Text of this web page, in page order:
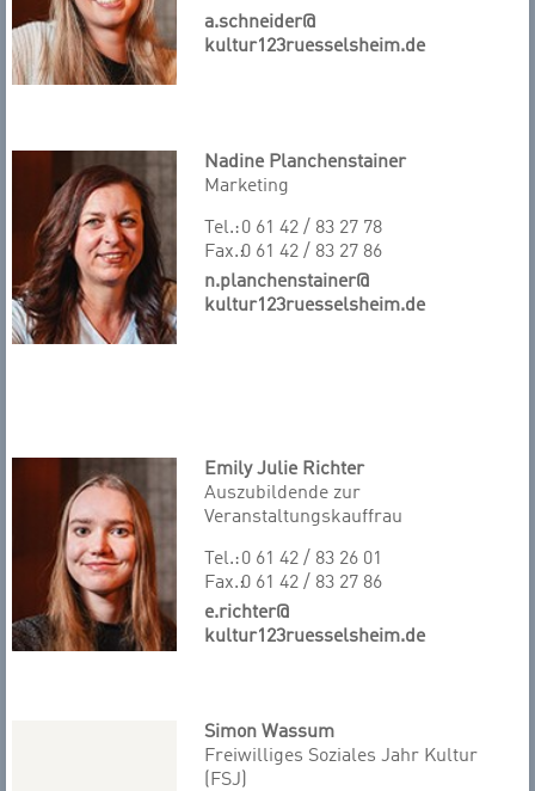
a.schneider@
kultur123ruesselsheim.de
Nadine Planchenstainer
Marketing
Tel.:0 61 42 / 83 27 78
Fax.:0 61 42 / 83 27 86
n.planchenstainer@
kultur123ruesselsheim.de
Emily Julie Richter
Auszubildende zur
Veranstaltungskauffrau
Tel.:0 61 42 / 83 26 01
Fax.:0 61 42 / 83 27 86
e.richter@
kultur123ruesselsheim.de
Simon Wassum
Freiwilliges Soziales Jahr Kultur
(FSJ)